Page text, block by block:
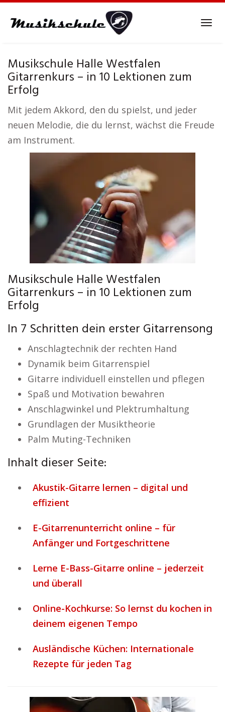
Musikschule Halle Westfalen
Gitarrenkurs – in 10 Lektionen zum
Erfolg
Mit jedem Akkord, den du spielst, und jeder
neuen Melodie, die du lernst, wächst die Freude
am Instrument.
Musikschule Halle Westfalen
Gitarrenkurs – in 10 Lektionen zum
Erfolg
In 7 Schritten dein erster Gitarrensong
Anschlagtechnik der rechten Hand
Dynamik beim Gitarrenspiel
Gitarre individuell einstellen und pflegen
Spaß und Motivation bewahren
Anschlagwinkel und Plektrumhaltung
Grundlagen der Musiktheorie
Palm Muting-Techniken
Inhalt dieser Seite:
Akustik-Gitarre lernen – digital und
effizient
E-Gitarrenunterricht online – für
Anfänger und Fortgeschrittene
Lerne E-Bass-Gitarre online – jederzeit
und überall
Online-Kochkurse: So lernst du kochen in
deinem eigenen Tempo
Ausländische Küchen: Internationale
Rezepte für jeden Tag